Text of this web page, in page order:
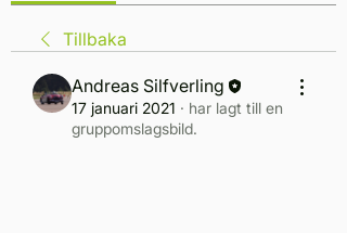
Tillbaka
Andreas Silfverling
17 januari 2021 · har lagt till en
gruppomslagsbild.